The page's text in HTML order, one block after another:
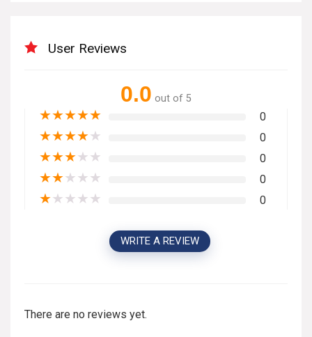
User Reviews
0.0 out of 5
★★★★★ 0
★★★★★ 0
★★★★★ 0
★★★★★ 0
★★★★★ 0
WRITE A REVIEW
There are no reviews yet.